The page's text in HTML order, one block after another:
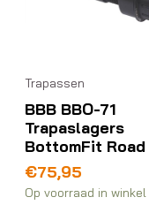
Trapassen
BBB BBO-71
Trapaslagers
BottomFit Road
€75,95
Op voorraad in winkel